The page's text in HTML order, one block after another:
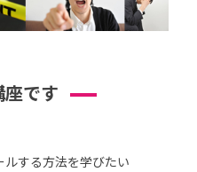
です
する方法を学びたい